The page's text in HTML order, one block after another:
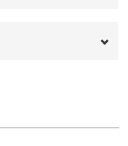
、存在感のある仕上